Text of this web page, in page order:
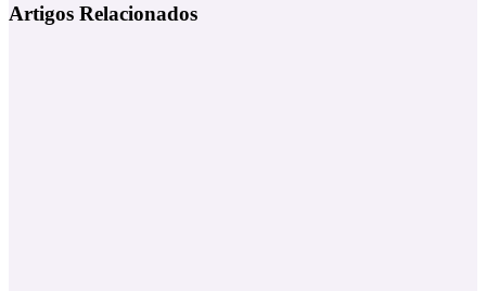
aos
a
mudança
Artigos Relacionados